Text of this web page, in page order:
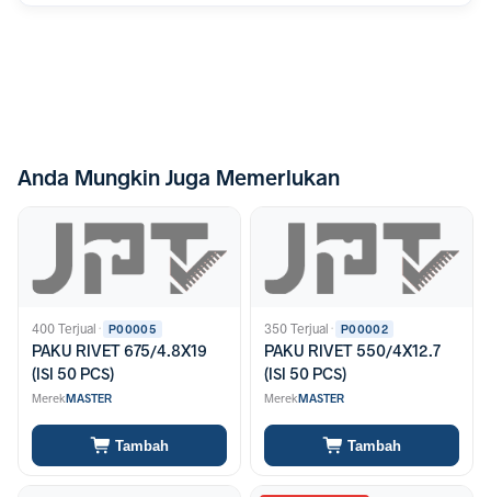
Anda Mungkin Juga Memerlukan
400 Terjual· P00005
PAKU RIVET 675/4.8X19
(ISI 50 PCS)
MerekMASTER
Tambah
350 Terjual· P00002
PAKU RIVET 550/4X12.7
(ISI 50 PCS)
MerekMASTER
Tambah